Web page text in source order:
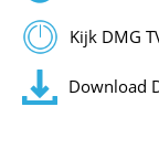
Kijk DMG
Download